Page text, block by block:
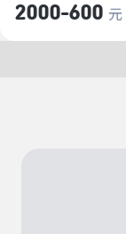
2000-600 元